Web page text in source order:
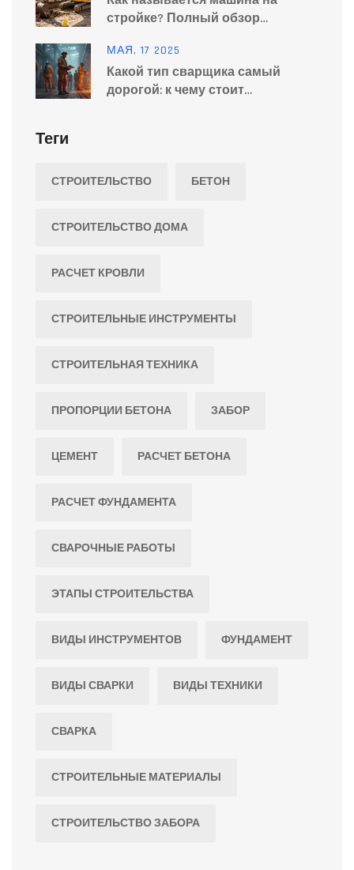
стройке? Полный обзор
МАЯ, 17 2025
Какой тип сварщика самый
дорогой: к чему стоит
Теги
СТРОИТЕЛЬСТВО БЕТОН
СТРОИТЕЛЬСТВО ДОМА
РАСЧЕТ КРОВЛИ
СТРОИТЕЛЬНЫЕ ИНСТРУМЕНТЫ
СТРОИТЕЛЬНАЯ ТЕХНИКА
ПРОПОРЦИИ БЕТОНА ЗАБОР
ЦЕМЕНТ РАСЧЕТ БЕТОНА
РАСЧЕТ ФУНДАМЕНТА
СВАРОЧНЫЕ РАБОТЫ
ЭТАПЫ СТРОИТЕЛЬСТВА
ВИДЫ ИНСТРУМЕНТОВ ФУНДАМЕНТ
ВИДЫ СВАРКИ ВИДЫ ТЕХНИКИ
СВАРКА
СТРОИТЕЛЬНЫЕ МАТЕРИАЛЫ
СТРОИТЕЛЬСТВО ЗАБОРА